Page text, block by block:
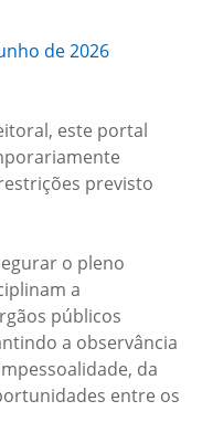
de 2026
este portal
previsto
o pleno
a
públicos
a observância
da
entre os